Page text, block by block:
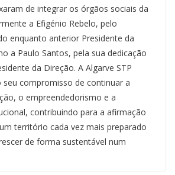
de integrar os órgãos sociais da
a Efigénio Rebelo, pelo
enquanto anterior Presidente da
a Paulo Santos, pela sua dedicação
da Direção. A Algarve STP
compromisso de continuar a
o empreendedorismo e a
contribuindo para a afirmação
território cada vez mais preparado
de forma sustentável num